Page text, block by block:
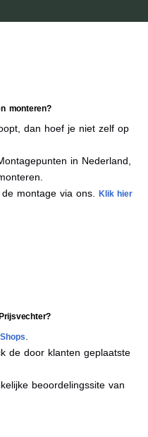
monteren?
dan hoef je niet zelf op
in Nederland,
de montage via ons. Klik hier
de door klanten geplaatste
beoordelingssite van